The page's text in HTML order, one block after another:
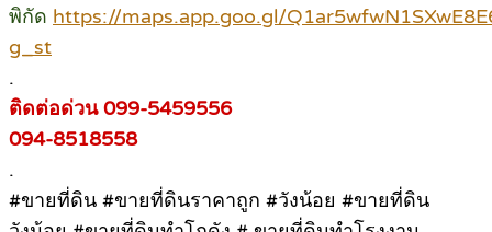
พิกัด https://maps.app.goo.gl/
g_st
.
ติดต่อด่วน 099-5459556
094-8518558
.
#ขายที่ดิน #ขายที่ดินราคาถูก #วังน้อย #ขายที่ดิน